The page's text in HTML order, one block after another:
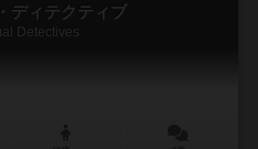
ディテクティブ
Detectives